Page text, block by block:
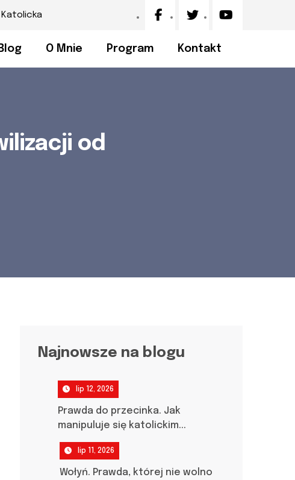
Katolicka
Blog O Mnie Program Kontakt
od
Najnowsze na blogu
lip 12, 2026
Prawda do przecinka. Jak
manipuluje się katolickim...
lip 11, 2026
Wołyń. Prawda, której nie wolno